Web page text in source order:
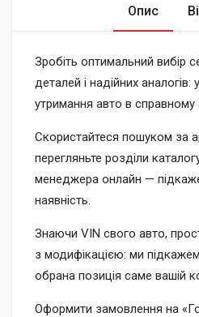
Опис
Зробіть оптимальний вибір
деталей і надійних
утримання авто в справному
Скористайтеся пошуком за
перегляньте розділи
менеджера онлайн —
наявність.
Знаючи VIN свого авто,
з модифікацією: ми
обрана позиція саме вашій
Оформити замовлення на